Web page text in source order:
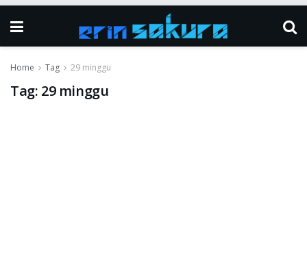
Home Tag 29 minggu
Tag: 29 minggu